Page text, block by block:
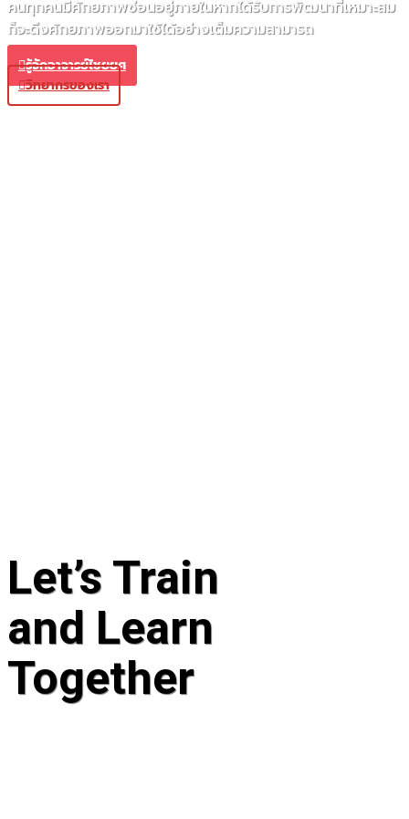
คนทุกคนมีศักยภาพซ่อนอยู่ภายในหากได้รับการพัฒนาที่เหมาะสม
ก็จะดึงศักยภาพออกมาใช้ได้อย่างเต็มความสามารถ
รู้จักอาจารย์ไชยยศ
วิทยากรของเรา
Let’s Train
and Learn
Together